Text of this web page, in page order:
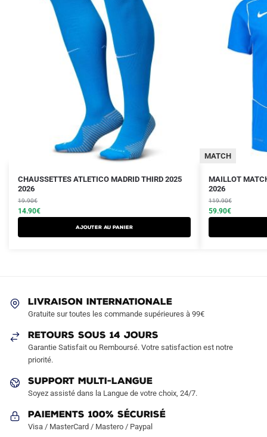
CHAUSSETTES ATLETICO MADRID THIRD 2025
2026
19.90€
Le
prix
initial
était :
14.90€
Le
prix
actuel
est :
Ajouter au panier
MATCH
MAILLOT
2026
119.90€
Le
prix
initial
était :
59.90€
Le
prix
actuel
est :
Ce
produit
a
plusieurs
variations.
page
LIVRAISON INTERNATIONALE
Gratuite sur toutes les commande supérieures à 99€
RETOURS SOUS 14 JOURS
Garantie Satisfait ou Remboursé. Votre satisfaction est notre
priorité.
SUPPORT MULTI-LANGUE
Soyez assisté dans la Langue de votre choix, 24/7.
Paiements 100% Sécurisé
Visa / MasterCard / Mastero / Paypal